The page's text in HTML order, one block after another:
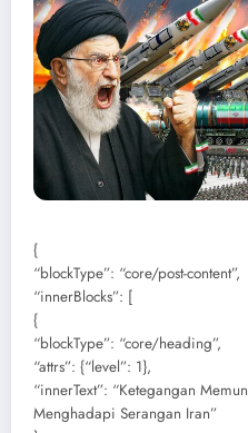
{
“blockType”: “core/post-content”,
“innerBlocks”: [
{
“blockType”: “core/heading”,
“attrs”: {“level”: 1},
“innerText”: “Ketegangan
Menghadapi Serangan Iran”